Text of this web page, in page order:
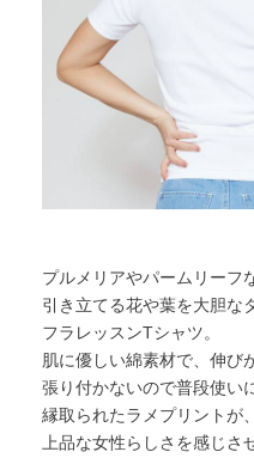
プルメリアやパームリーフ
引き立てる花や葉を大胆な
フラレッスンTシャツ。
肌に優しい綿素材で、伸び
張り付かないので普段使い
縁取られたラメプリントが
上品な女性らしさを感じさ